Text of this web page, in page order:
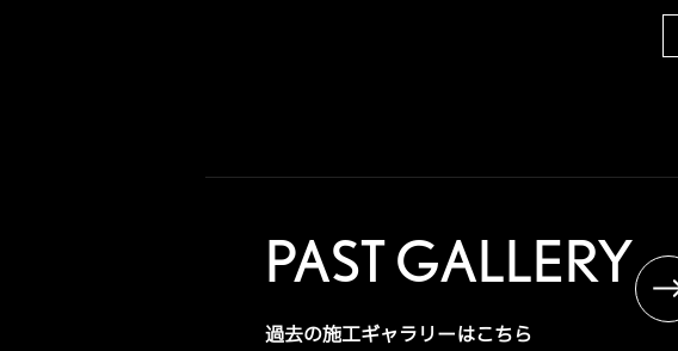
PAST GALLERY
過去の施工ギャラリーはこちら